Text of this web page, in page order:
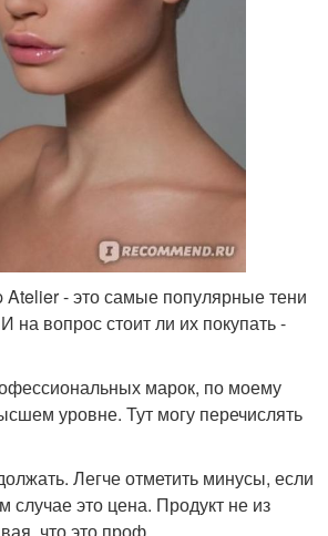
- это самые популярные тени
на вопрос стоит ли их покупать -
марок, по моему
уровне. Тут могу перечислять
Легче отметить минусы, если
случае это цена. Продукт не из
что это проф